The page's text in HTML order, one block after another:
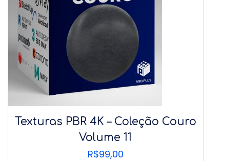
Texturas PBR 4K – Coleção Couro
Volume 11
R$99,00